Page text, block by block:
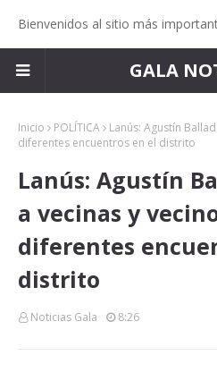
Bienvenidos al sitio más
GALA
Inicio POLÍTICA
Lanús: Agustín
diferentes encuentros en el distrito
Lanús: Agustín
a vecinas y
diferentes
distrito
Noticias Gala 8:26